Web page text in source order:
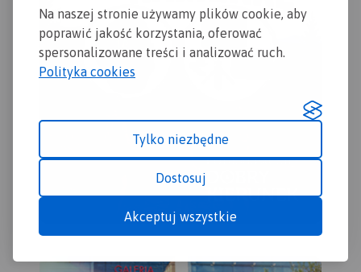
Na naszej stronie używamy plików cookie, aby
poprawić jakość korzystania, oferować
spersonalizowane treści i analizować ruch.
Polityka cookies
Tylko niezbędne
Dostosuj
Akceptuj wszystkie